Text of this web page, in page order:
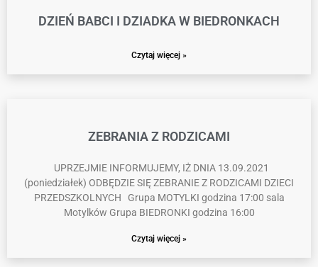
DZIEŃ BABCI I DZIADKA W BIEDRONKACH
Czytaj więcej »
ZEBRANIA Z RODZICAMI
UPRZEJMIE INFORMUJEMY, IŻ DNIA 13.09.2021
(poniedziałek) ODBĘDZIE SIĘ ZEBRANIE Z RODZICAMI DZIECI
PRZEDSZKOLNYCH Grupa MOTYLKI godzina 17:00 sala
Motylków Grupa BIEDRONKI godzina 16:00
Czytaj więcej »